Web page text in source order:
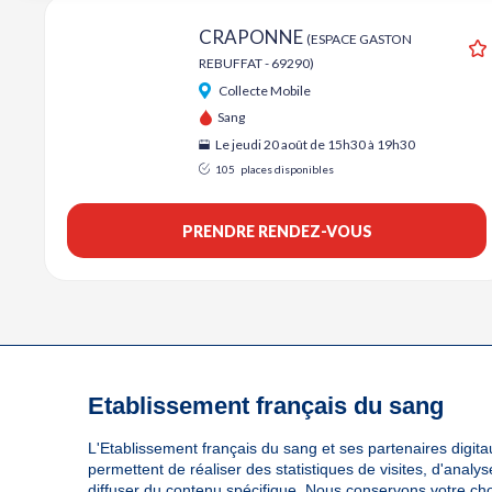
CRAPONNE (ESPACE GASTON
REBUFFAT - 69290)
Collecte Mobile
Sang
Le jeudi 20 août de 15h30 à 19h30
105 places disponibles
PRENDRE RENDEZ-VOUS
Etablissement français du sang
L'Etablissement français du sang et ses partenaires
permettent de réaliser des statistiques de visites,